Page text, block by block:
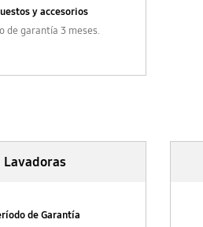
y accesorios
de garantía 3 meses.
Lavadoras
de Garantía